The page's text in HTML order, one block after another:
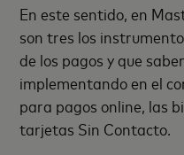
En este sentido, en
son tres los
de los pagos y que
implementando en el
para pagos online, las
tarjetas Sin Contacto.